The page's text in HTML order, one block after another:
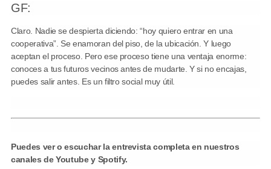
GF:
Claro. Nadie se despierta diciendo: “hoy quiero entrar en una
cooperativa”. Se enamoran del piso, de la ubicación. Y luego
aceptan el proceso. Pero ese proceso tiene una ventaja enorme:
conoces a tus futuros vecinos antes de mudarte. Y si no encajas,
puedes salir antes. Es un filtro social muy útil.
Puedes ver o escuchar la entrevista completa en nuestros
canales de Youtube y Spotify.